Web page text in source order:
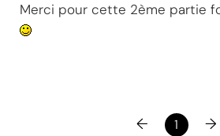
Merci pour cette 2ème partie
← 1 →